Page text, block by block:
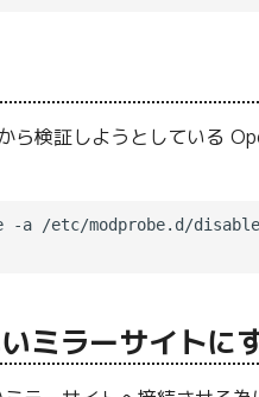
ら検証しようとしている
-a /etc/modprobe.d/
ミラーサイトに